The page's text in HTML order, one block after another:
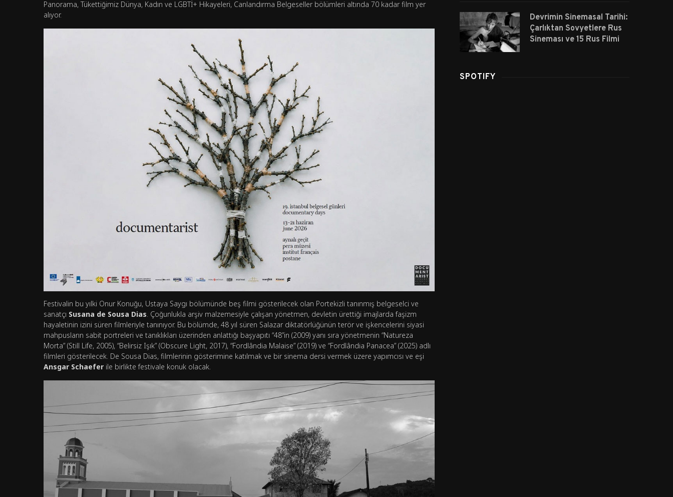
Panorama, Tükettiğimiz Dünya, Kadın ve LGBTİ+ Hikayeleri, Canlandırma Belgeseller bölümleri altında 70 kadar film yer
alıyor.
Festivalin bu yılki Onur Konuğu, Ustaya Saygı bölümünde beş filmi gösterilecek olan Portekizli tanınmış belgeselci ve
sanatçı Susana de Sousa Dias. Çoğunlukla arşiv malzemesiyle çalışan yönetmen, devletin ürettiği imajlarda faşizm
hayaletinin izini süren filmleriyle tanınıyor. Bu bölümde, 48 yıl süren Salazar diktatörlüğünün terör ve işkencelerini siyasi
mahpusların sabit portreleri ve tanıklıkları üzerinden anlattığı başyapıtı “48”in (2009) yanı sıra yönetmenin “Natureza
Morta” (Still Life, 2005), “Belirsiz Işık” (Obscure Light, 2017), “Fordlândia Malaise” (2019) ve “Fordlândia Panacea” (2025) adlı
filmleri gösterilecek. De Sousa Dias, filmlerinin gösterimine katılmak ve bir sinema dersi vermek üzere yapımcısı ve eşi
Ansgar Schaefer ile birlikte festivale konuk olacak.
Devrimin Sinemasal Tarihi:
Çarlıktan Sovyetlere Rus
Sineması ve 15 Rus Filmi
SPOTIFY